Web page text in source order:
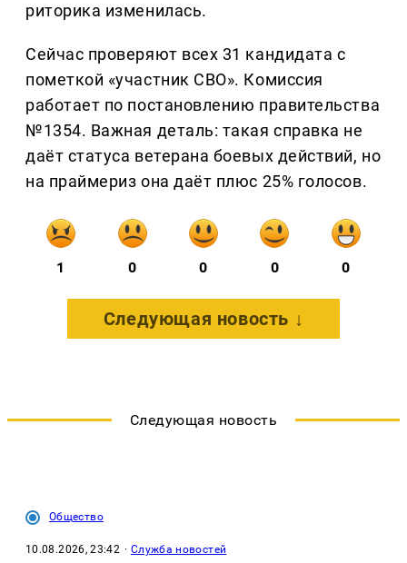
риторика изменилась.
Сейчас проверяют всех 31 кандидата с
пометкой «участник СВО». Комиссия
работает по постановлению правительства
№1354. Важная деталь: такая справка не
даёт статуса ветерана боевых действий, но
на праймериз она даёт плюс 25% голосов.
1 0 0 0 0
Следующая новость ↓
Следующая новость
Общество
10.08.2026, 23:42 · Служба новостей